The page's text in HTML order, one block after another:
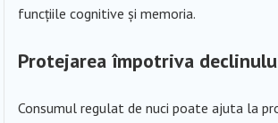
funcțiile cognitive și memoria.
Protejarea împotriva
Consumul regulat de nuci poate ajuta la